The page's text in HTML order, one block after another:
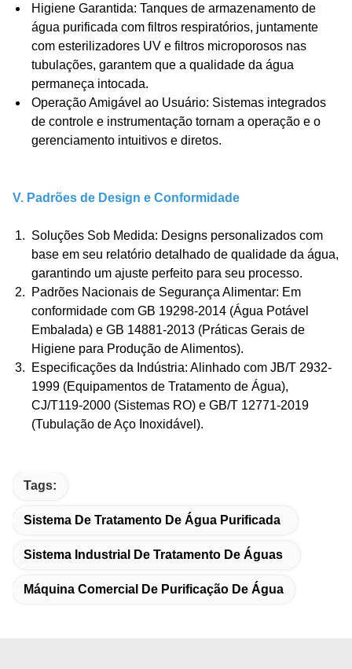
Higiene Garantida: Tanques de armazenamento de
água purificada com filtros respiratórios, juntamente
com esterilizadores UV e filtros microporosos nas
tubulações, garantem que a qualidade da água
permaneça intocada.
Operação Amigável ao Usuário: Sistemas integrados
de controle e instrumentação tornam a operação e o
gerenciamento intuitivos e diretos.
V. Padrões de Design e Conformidade
Soluções Sob Medida: Designs personalizados com
base em seu relatório detalhado de qualidade da água,
garantindo um ajuste perfeito para seu processo.
Padrões Nacionais de Segurança Alimentar: Em
conformidade com GB 19298-2014 (Água Potável
Embalada) e GB 14881-2013 (Práticas Gerais de
Higiene para Produção de Alimentos).
Especificações da Indústria: Alinhado com JB/T 2932-
1999 (Equipamentos de Tratamento de Água),
CJ/T119-2000 (Sistemas RO) e GB/T 12771-2019
(Tubulação de Aço Inoxidável).
Tags:
Sistema De Tratamento De Água Purificada
Sistema Industrial De Tratamento De Águas
Máquina Comercial De Purificação De Água